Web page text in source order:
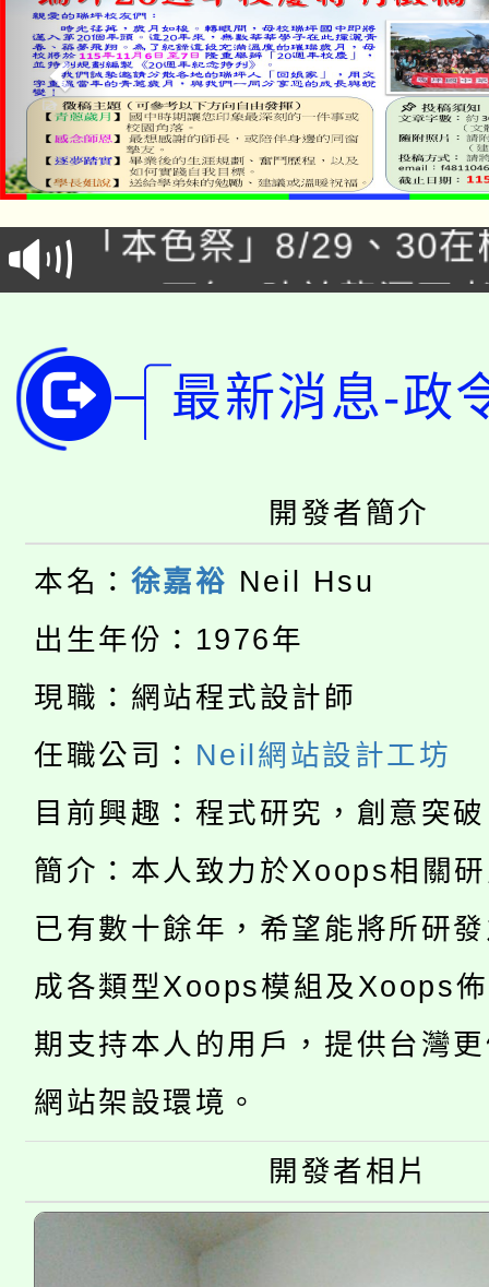
「本色祭」8/29、30在
場熱烈登場!
8/21下午1時於龍潭區
局官網。
8月14至27日，桃園電
115年桃園市運動會8/
田徑場及游泳池舉行。
桃園市低收入戶享有免
視費優惠，中低收入戶
半價優惠，詳情可洽有
者。
大園自造教育及科技中
份教師增能研習
份教師研習
淨零綠生活教案入校路
115年食農教育專業人
程
「本色祭」8/29、30在
場熱烈登場!
8/21下午1時於龍潭區
徵才活動。
YOUNG桃局內行報名
局官網。
8月14至27日，桃園電
開!
115年桃園市運動會8/
田徑場及游泳池舉行。
桃園市低收入戶享有免
視費優惠，中低收入戶
半價優惠，詳情可洽有
大園自造教育及科技中
份教師增能研習
大溪自造教育及科技
份教師研習
淨零綠生活教案入校路
115年食農教育專業人
最新消息-政
開發者簡介
本名： 徐嘉裕 Neil Hsu
出生年份：1976年
現職：網站程式設計師
任職公司： Neil網站設計工坊
目前興趣：程式研究，創意突
簡介：本人致力於Xoops相關
已有數十餘年，希望能將所研
成各類型Xoops模組及Xoops
期支持本人的用戶，提供台灣
網站架設環境。
開發者相片